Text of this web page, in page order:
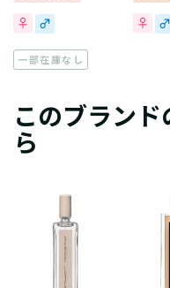
一部在庫なし
このブラン
ら